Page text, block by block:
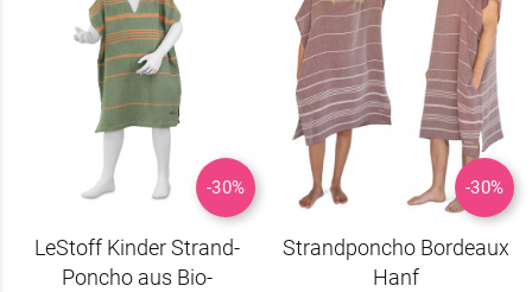
-30%
LeStoff Kinder Strand-
Poncho aus Bio-
-30%
Strandponcho Bordeaux
Hanf